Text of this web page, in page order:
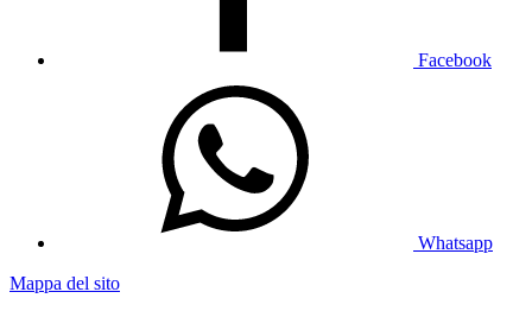
Facebook
Whatsapp
Mappa del sito